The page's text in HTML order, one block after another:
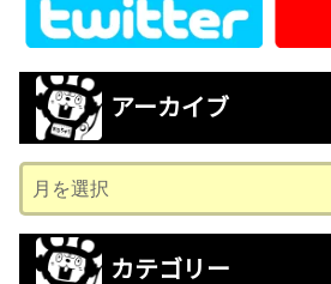
アーカイブ
ー
カ
カテゴリー